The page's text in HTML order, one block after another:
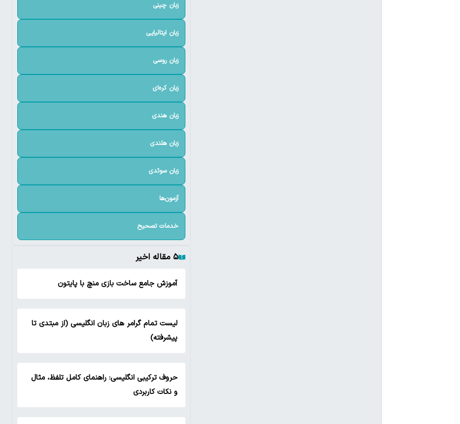
زبان چینی
زبان ایتالیایی
زبان روسی
زبان کره‌ای
زبان هندی
زبان هلندی
زبان سوئدی
آزمون‌ها
خدمات تصحیح
۵ مقاله اخیر
آموزش جامع ساخت بازی منچ با پایتون
لیست تمام گرامر های زبان انگلیسی (از مبتدی تا
پیشرفته)
حروف ترکیبی انگلیسی: راهنمای کامل تلفظ، مثال
و نکات کاربردی